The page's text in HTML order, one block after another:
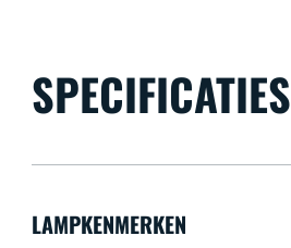
SPECIFICATIES
LAMPKENMERKEN